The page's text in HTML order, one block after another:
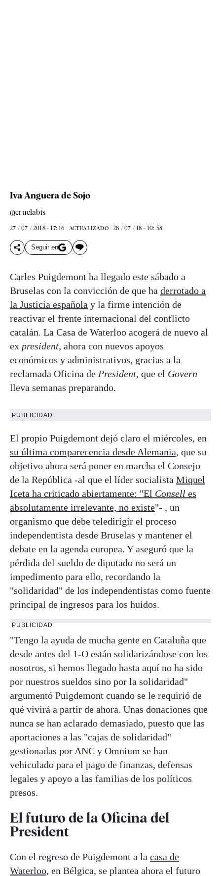
Iva Anguera de Sojo
@cruelabis
27 / 07 / 2018 - 17: 16 ACTUALIZADO 28 / 07 / 18 - 10: 58
Seguir en
Carles Puigdemont ha llegado este sábado a
Bruselas con la convicción de que ha derrotado a
la Justicia española y la firme intención de
reactivar el frente internacional del conflicto
catalán. La Casa de Waterloo acogerá de nuevo al
ex president, ahora con nuevos apoyos
económicos y administrativos, gracias a la
reclamada Oficina de President, que el Govern
lleva semanas preparando.
PUBLICIDAD
El propio Puigdemont dejó claro el miércoles, en
su última comparecencia desde Alemania, que su
objetivo ahora será poner en marcha el Consejo
de la República -al que el líder socialista Miquel
Iceta ha criticado abiertamente: "El Consell es
absolutamente irrelevante, no existe"- , un
organismo que debe teledirigir el proceso
independentista desde Bruselas y mantener el
debate en la agenda europea. Y aseguró que la
pérdida del sueldo de diputado no será un
impedimento para ello, recordando la
"solidaridad" de los independentistas como fuente
principal de ingresos para los huidos.
PUBLICIDAD
"Tengo la ayuda de mucha gente en Cataluña que
desde antes del 1-O están solidarizándose con los
nosotros, si hemos llegado hasta aquí no ha sido
por nuestros sueldos sino por la solidaridad"
argumentó Puigdemont cuando se le requirió de
qué vivirá a partir de ahora. Unas donaciones que
nunca se han aclarado demasiado, puesto que las
aportaciones a las "cajas de solidaridad"
gestionadas por ANC y Omnium se han
vehiculado para el pago de finanzas, defensas
legales y apoyo a las familias de los políticos
presos.
El futuro de la Oficina del
President
Con el regreso de Puigdemont a la casa de
Waterloo, en Bélgica, se plantea ahora el futuro